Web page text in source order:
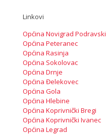
Linkovi
Općina Novigrad Podravski
Općina Peteranec
Općina Rasinja
Općina Sokolovac
Općina Drnje
Općina Đelekovec
Općina Gola
Općina Hlebine
Općina Koprivnički Bregi
Općina Koprivnički Ivanec
Općina Legrad